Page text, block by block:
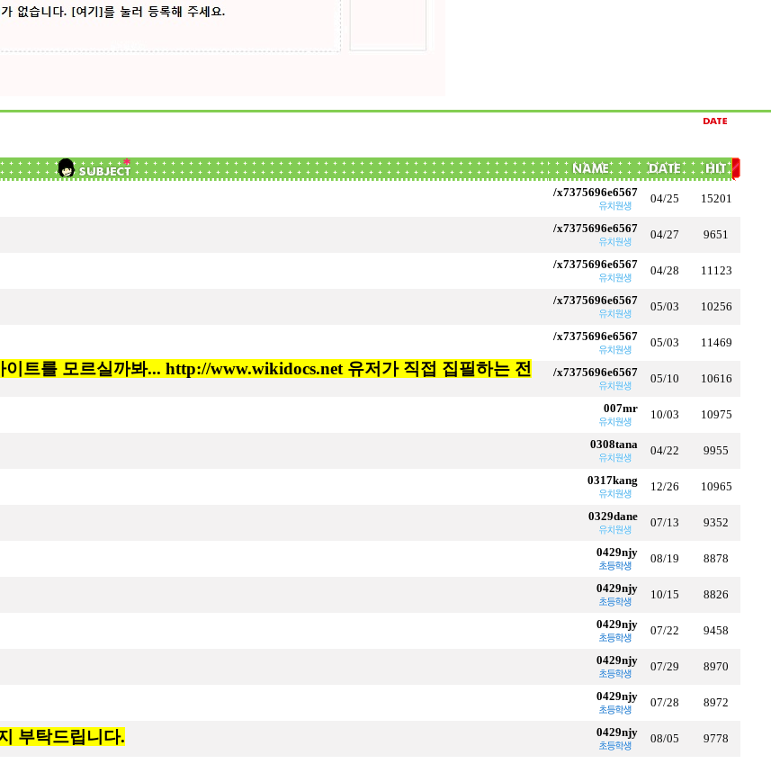
/x7375696e6567 04/25 15201
/x7375696e6567 04/27 9651
/x7375696e6567 04/28 11123
/x7375696e6567 05/03 10256
/x7375696e6567 05/03 11469
트를 모르실까봐... http://www.wikidocs.net 유저가 직접 집필하는 전
/x7375696e6567 05/10 10616
007mr 10/03 10975
0308tana 04/22 9955
0317kang 12/26 10965
0329dane 07/13 9352
0429njy 08/19 8878
0429njy 10/15 8826
0429njy 07/22 9458
0429njy 07/29 8970
0429njy 07/28 8972
부탁드립니다. 0429njy 08/05 9778